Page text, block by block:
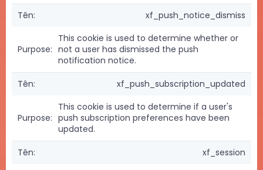
xf_push_notice_dismiss
This cookie is used to determine whether or
not a user has dismissed the push
notification notice.
xf_push_subscription_updated
This cookie is used to determine if a user's
push subscription preferences have been
updated.
xf_session